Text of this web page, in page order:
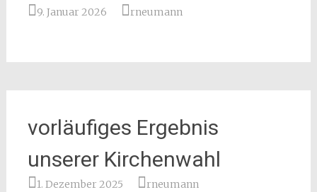
9. Januar 2026 rneumann
vorläufiges Ergebnis
unserer Kirchenwahl
1. Dezember 2025 rneumann